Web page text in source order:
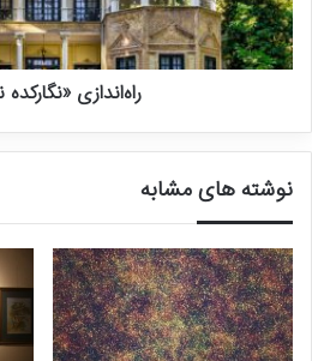
راه‌اندازی «نگارکده
نوشته های مشابه